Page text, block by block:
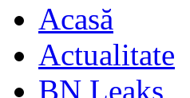
Acasă
Actualitate
BN Leaks